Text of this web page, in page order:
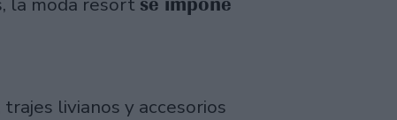
livianos y accesorios